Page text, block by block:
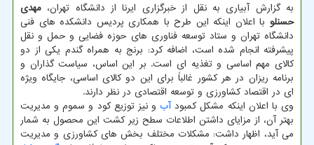
به گزارش آبیاری به نقل از خبرگزاری ایرنا از دانشگاه تهران، مهدی
حسنلو با اعلان اینکه این طرح با همکاری پردیس دانشکده های فنی
دانشگاه تهران و ستاد توسعه فناوری های حوزه فضایی و حمل و نقل
پیشرفته انجام شده است، اضافه کرد: برنج به همراه گندم یکی از دو
کالای مهم اساسی و تغذیه ای است. بر این اساس، سیاست گذاران و
برنامه ریزان در هر کشور غالباً برای این دو کالای اساسی، جایگاه ویژه
ای در اقتصاد کشاورزی و توسعه اقتصادی در نظر دارند.
وی با اعلان اینکه مشکل کمبودآب و نیز توزیع کود و سموم و مدیریت
بهتر آن، از مزایای داشتن اطلاعات سطح زیر کشت این محصول به شمار
می آید، اظهار داشت: مشکلات مختلف بخش های کشاورزی و مدیریت